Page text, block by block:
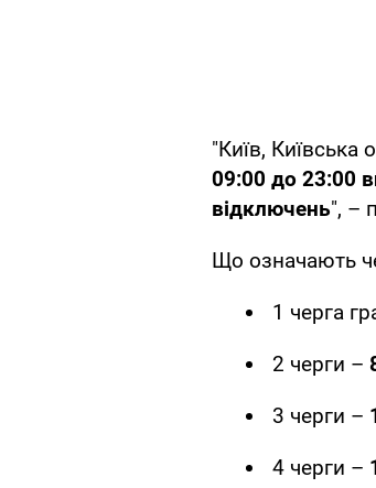
"Київ,
09:00 до 23:00
відключень", –
Що означають
1 черга
2 черги –
3 черги –
4 черги –